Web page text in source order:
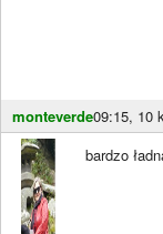
monteverde09:15, 10
bardzo